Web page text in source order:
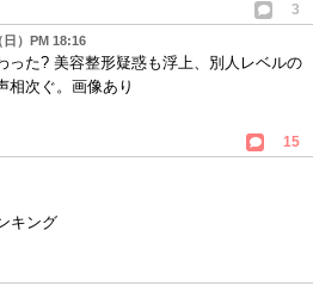
3
日）PM 18:16
った? 美容整形疑惑も浮上、別人レベルの
相次ぐ。画像あり
15
キング